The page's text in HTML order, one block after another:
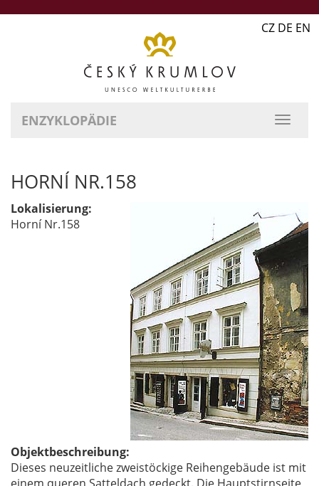
CZ DE EN
ENZYKLOPÄDIE
HORNÍ NR.158
Lokalisierung:
Horní Nr.158
Objektbeschreibung:
Dieses neuzeitliche zweistöckige Reihengebäude ist mit